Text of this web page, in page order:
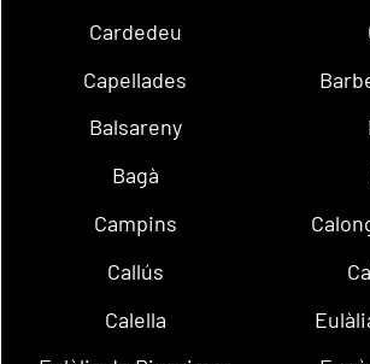
Cardedeu
Capellades
Balsareny
Bagà
Campins
Callús
Calella